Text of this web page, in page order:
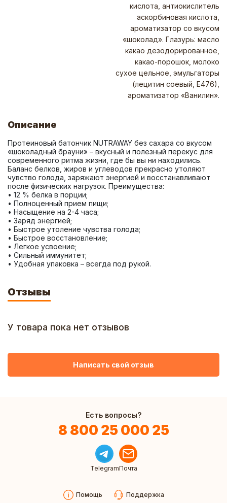
кислота, антиокислитель
аскорбиновая кислота,
ароматизатор со вкусом
«шоколад». Глазурь: масло
какао дезодорированное,
какао-порошок, молоко
сухое цельное, эмульгаторы
(лецитин соевый, Е476),
ароматизатор «Ванилин».
Описание
Протеиновый батончик NUTRAWAY без сахара со вкусом
«шоколадный брауни» – вкусный и полезный перекус для
современного ритма жизни, где бы вы ни находились.
Баланс белков, жиров и углеводов прекрасно утоляют
чувство голода, заряжают энергией и восстанавливают
после физических нагрузок. Преимущества:
• 12 % белка в порции;
• Полноценный прием пищи;
• Насыщение на 2-4 часа;
• Заряд энергией;
• Быстрое утоление чувства голода;
• Быстрое восстановление;
• Легкое усвоение;
• Сильный иммунитет;
• Удобная упаковка – всегда под рукой.
Отзывы
У товара пока нет отзывов
Написать свой отзыв
Есть вопросы?
8 800 25 000 25
TelegramПочта
Помощь Поддержка